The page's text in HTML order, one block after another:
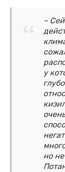
–
у
но